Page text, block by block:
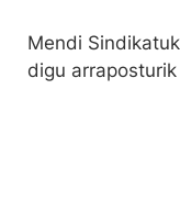
Mendi
digu